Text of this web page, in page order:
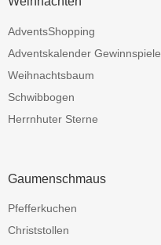
AdventsShopping
Adventskalender Gewinnspiele
Weihnachtsbaum
Schwibbogen
Herrnhuter Sterne
Gaumenschmaus
Pfefferkuchen
Christstollen